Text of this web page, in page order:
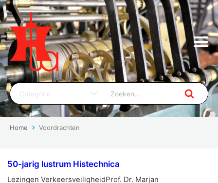
Home Voordrachten
50-jarig lustrum Histechnica
Lezingen VerkeersveiligheidProf. Dr. Marjan